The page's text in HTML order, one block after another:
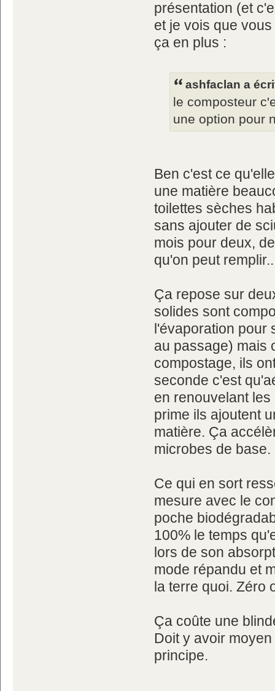
présentation (et
et je vois que
ça en plus :
ashfaclan a
le composteur
une option pour
Ben c'est ce
une matière
toilettes sèches
sans ajouter de
mois pour deux,
qu'on peut
Ça repose sur
solides sont
l'évaporation pour
au passage) mais
compostage, ils
seconde c'est
en renouvelant
prime ils ajoutent
matière. Ça
microbes de base.
Ce qui en sort
mesure avec le
poche
100% le temps
lors de son
mode répandu et
la terre quoi. Zéro
Ça coûte une
Doit y avoir
principe.